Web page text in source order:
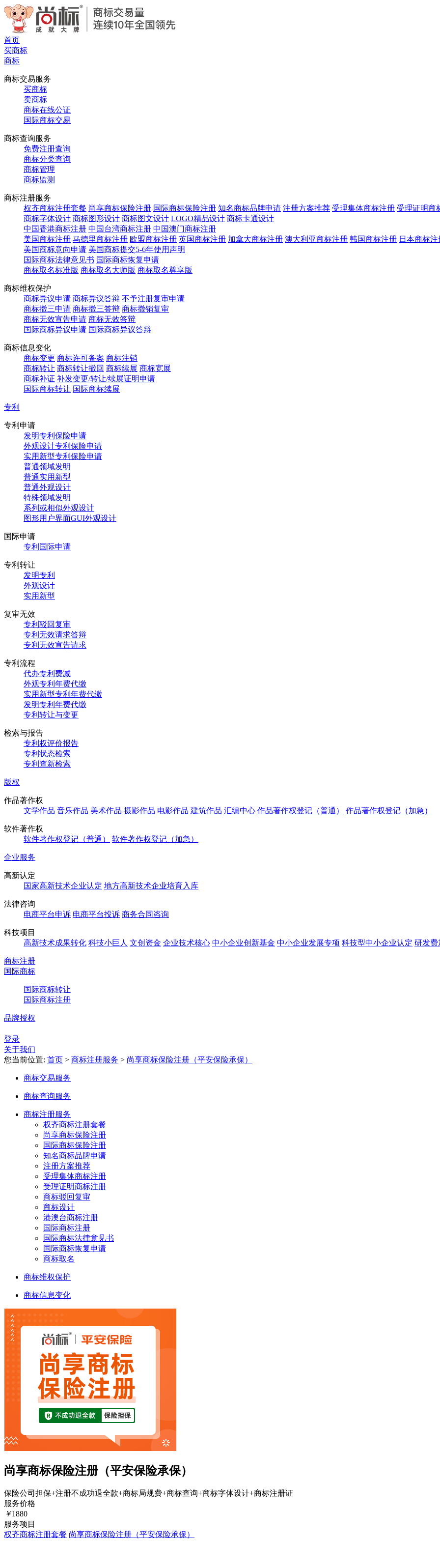
首页
买商标
商标
商标交易服务
买商标
卖商标
商标在线公证
国际商标交易
商标查询服务
免费注册查询
商标分类查询
商标管理
商标监测
商标注册服务
权齐商标注册套餐 尚享商标保险注册 国际商标保险注册 知名商标品牌申请 注册方案推荐 受理集体商标注册 受理证明商
商标字体设计 商标图形设计 商标图文设计 LOGO精品设计 商标卡通设计
中国香港商标注册 中国台湾商标注册 中国澳门商标注册
美国商标注册 马德里商标注册 欧盟商标注册 英国商标注册 加拿大商标注册 澳大利亚商标注册 韩国商标注册 日本商标注
美国商标意向申请 美国商标提交5-6年使用声明
国际商标法律意见书 国际商标恢复申请
商标取名标准版 商标取名大师版 商标取名尊享版
商标维权保护
商标异议申请 商标异议答辩 不予注册复审申请
商标撤三申请 商标撤三答辩 商标撤销复审
商标无效宣告申请 商标无效答辩
国际商标异议申请 国际商标异议答辩
商标信息变化
商标变更 商标许可备案 商标注销
商标转让 商标转让撤回 商标续展 商标宽展
商标补证 补发变更/转让/续展证明申请
国际商标转让 国际商标续展
专利
专利申请
发明专利保险申请
外观设计专利保险申请
实用新型专利保险申请
普通领域发明
普通实用新型
普通外观设计
特殊领域发明
系列或相似外观设计
图形用户界面GUI外观设计
国际申请
专利国际申请
专利转让
发明专利
外观设计
实用新型
复审无效
专利驳回复审
专利无效请求答辩
专利无效宣告请求
专利流程
代办专利费减
外观专利年费代缴
实用新型专利年费代缴
发明专利年费代缴
专利转让与变更
检索与报告
专利权评价报告
专利状态检索
专利查新检索
版权
作品著作权
文学作品 音乐作品 美术作品 摄影作品 电影作品 建筑作品 汇编中心 作品著作权登记（普通） 作品著作权登记（加急）
软件著作权
软件著作权登记（普通）
软件著作权登记（加急）
企业服务
高新认定
国家高新技术企业认定 地方高新技术企业培育入库
法律咨询
电商平台申诉 电商平台投诉 商务合同咨询
科技项目
高新技术成果转化 科技小巨人 文创资金 企业技术核心 中小企业创新基金 中小企业发展专项 科技型中小企业认定 研发费
商标注册
国际商标
国际商标转让
国际商标注册
品牌授权
登录
关于我们
您当前位置: 首页 > 商标注册服务 > 尚享商标保险注册（平安保险承保）
商标交易服务
商标查询服务
商标注册服务
权齐商标注册套餐
尚享商标保险注册
国际商标保险注册
知名商标品牌申请
注册方案推荐
受理集体商标注册
受理证明商标注册
商标驳回复审
商标设计
港澳台商标注册
国际商标注册
国际商标法律意见书
国际商标恢复申请
商标取名
商标维权保护
商标信息变化
尚享商标保险注册（平安保险承保）
保险公司担保+注册不成功退全款+商标局规费+商标查询+商标字体设计+商标注册证
服务价格
￥1880
服务项目
权齐商标注册套餐 尚享商标保险注册（平安保险承保）